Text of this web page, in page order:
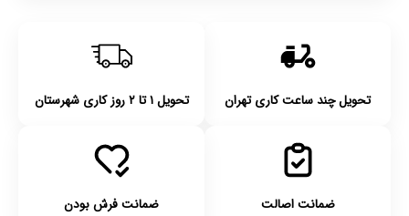
تحویل چند ساعت کاری تهران تحویل ۱ تا ۲ روز کاری شهرستان
ضمانت اصالت ضمانت فرش بودن